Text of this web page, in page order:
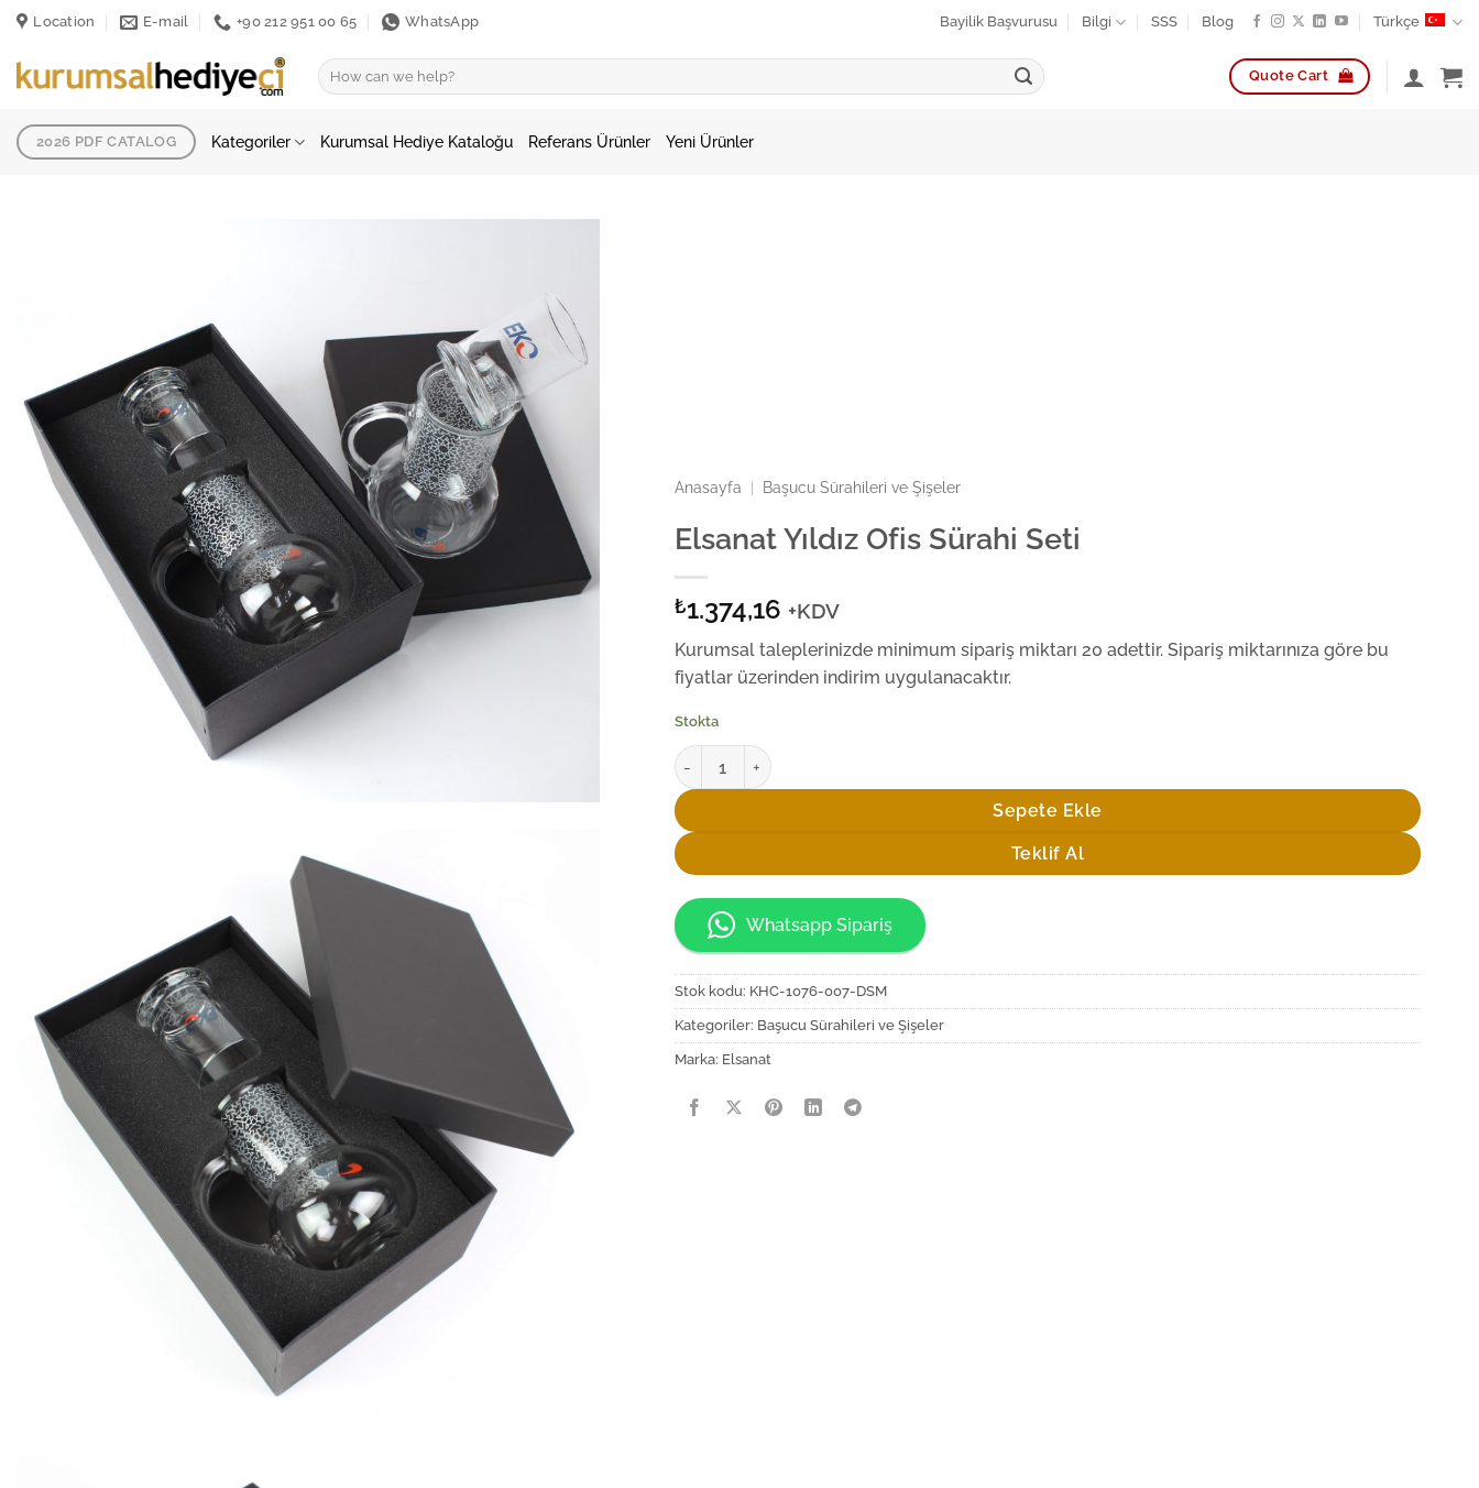
İçeriğeLocation E-mail +90 212 951 00 65 WhatsApp Bayilik Başvurusu Bilgi SSS Blog Türkçe
Ara: Quote Cart
2026 PDF CATALOG Kategoriler Kurumsal Hediye Kataloğu Referans Ürünler Yeni Ürünler
Anasayfa Başucu Sürahileri ve Şişeler
Elsanat Yıldız Ofis Sürahi Seti
₺1.374,16 +KDV
Kurumsal taleplerinizde minimum sipariş miktarı 20 adettir. Sipariş miktarınıza göre bu
fiyatlar üzerinden indirim uygulanacaktır.
Stokta
Elsanat Yıldız Ofis Sürahi Seti adet
Sepete Ekle
Teklif Al
Whatsapp Sipariş
Stok kodu: KHC-1076-007-DSM
Kategoriler: Başucu Sürahileri ve Şişeler
Marka: Elsanat